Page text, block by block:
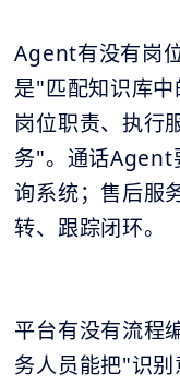
Agent有没有岗
是"匹配知识库
岗位职责、执行
务"。通话Agent
询系统；售后服
转、跟踪闭环。
平台有没有流程
务人员能把"识